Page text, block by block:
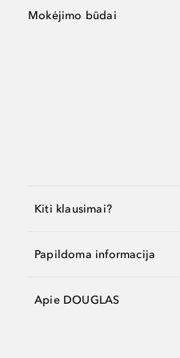
Mokėjimo būdai
Kiti klausimai?
Papildoma informacija
Apie DOUGLAS